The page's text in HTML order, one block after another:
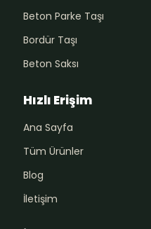
Beton Parke Taşı
Bordür Taşı
Beton Saksı
Hızlı Erişim
Ana Sayfa
Tüm Ürünler
Blog
İletişim